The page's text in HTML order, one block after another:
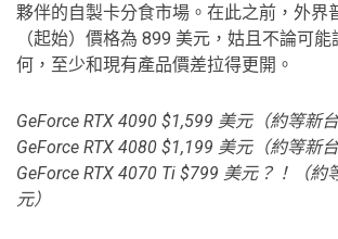
夥伴的自製卡分食市場。在此之前，外界
（起始）價格為 899 美元，姑且不論可
何，至少和現有產品價差拉得更開。
GeForce RTX 4090 $1,599 美元（約等新
GeForce RTX 4080 $1,199 美元（約等新
GeForce RTX 4070 Ti $799 美元？！（約
元）